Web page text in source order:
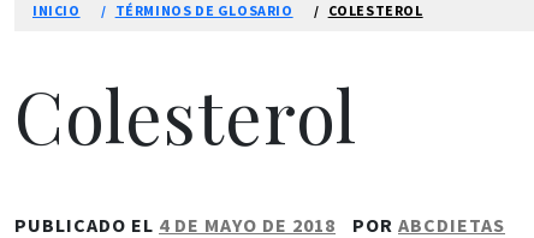
INICIO TÉRMINOS DE GLOSARIO COLESTEROL
Colesterol
PUBLICADO EL 4 DE MAYO DE 2018 POR ABCDIETAS